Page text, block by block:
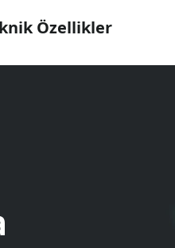
Özellikler